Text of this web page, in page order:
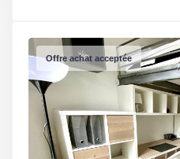
Concerné par un Etat
des Risques et
Pollutions (ERP)
Date d'établissement
Etat des Risques et
Offre achat acceptée